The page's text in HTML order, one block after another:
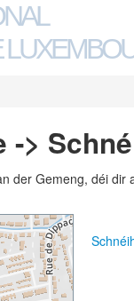
->
der Gemeng, déi